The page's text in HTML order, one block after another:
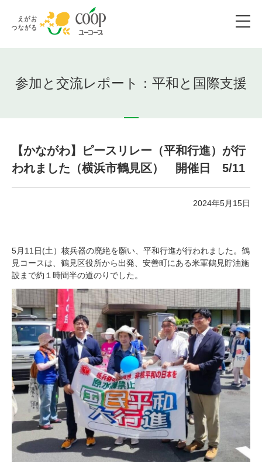
参加と交流レポート：平和と国際支援
【かながわ】ピースリレー（平和行進）が行
われました（横浜市鶴見区） 開催日 5/11
2024年5月15日
5月11日(土）核兵器の廃絶を願い、平和行進が行われました。鶴
見コースは、鶴見区役所から出発、安善町にある米軍鶴見貯油施
設まで約１時間半の道のりでした。